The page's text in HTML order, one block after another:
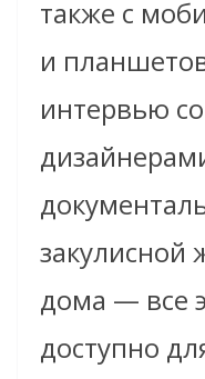
также с
и
интервью
закулисной
дома — все
доступно